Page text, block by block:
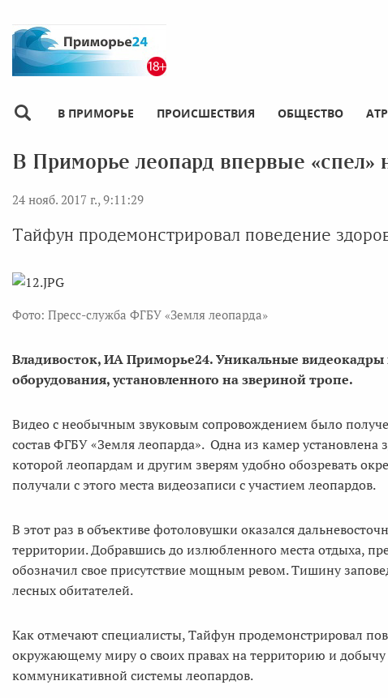
В ПРИМОРЬЕ ПРОИСШЕСТВИЯ ОБЩЕСТВО АТР
В Приморье леопард впервые «спел»
24 нояб. 2017 г., 9:11:29
Тайфун продемонстрировал поведение
Фото: Пресс-служба ФГБУ «Земля леопарда»
Владивосток, ИА Приморье24. Уникальные
оборудования, установленного на звериной тропе.
Видео с необычным звуковым сопровождением было
состав ФГБУ «Земля леопарда». Одна из камер установлена
которой леопардам и другим зверям удобно обозревать
получали с этого места видеозаписи с участием леопардов.
В этот раз в объективе фотоловушки оказался
территории. Добравшись до излюбленного места отдыха,
обозначил свое присутствие мощным ревом. Тишину
лесных обитателей.
Как отмечают специалисты, Тайфун продемонстрировал
окружающему миру о своих правах на территорию и
коммуникативной системы леопардов.